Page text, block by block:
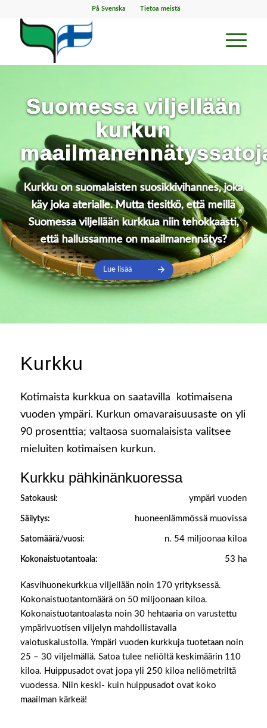
På Svenska Tietoa meistä
Suomessa viljellään
kurkun
Kurkku on suomalaisten suosikkivihannes, joka
käy joka aterialle. Mutta tiesitkö, että meillä
Suomessa viljellään kurkkua niin tehokkaasti,
että hallussamme on maailmanennätys?
Lue lisää
Kurkku
Kotimaista kurkkua on saatavilla kotimaisena
vuoden ympäri. Kurkun omavaraisuusaste on yli
90 prosenttia; valtaosa suomalaisista valitsee
mieluiten kotimaisen kurkun.
Kurkku pähkinänkuoressa
Satokausi: ympäri vuoden
Säilytys: huoneenlämmössä muovissa
Satomäärä/vuosi: n. 54 miljoonaa kiloa
Kokonaistuotantoala: 53 ha
Kasvihuonekurkkua viljellään noin 170 yrityksessä.
Kokonaistuotantomäärä on 50 miljoonaan kiloa.
Kokonaistuotantoalasta noin 30 hehtaaria on varustettu
ympärivuotisen viljelyn mahdollistavalla
valotuskalustolla. Ympäri vuoden kurkkuja tuotetaan noin
25 – 30 viljelmällä. Satoa tulee neliöltä keskimäärin 110
kiloa. Huippusadot ovat jopa yli 250 kiloa neliömetriltä
vuodessa. Niin keski- kuin huippusadot ovat koko
maailman kärkeä!